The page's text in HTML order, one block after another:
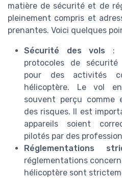
matière de sécurité et de
pleinement compris et
prenantes. Voici quelques
Sécurité des vols :
protocoles de
pour des activités
hélicoptère. Le vol
souvent perçu comme
des risques. Il est
appareils soient
pilotés par des
Réglementations
réglementations
hélicoptère sont